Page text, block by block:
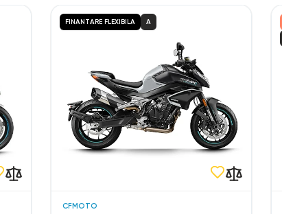
CFMOTO
FINANTARE FLEXIBILA A